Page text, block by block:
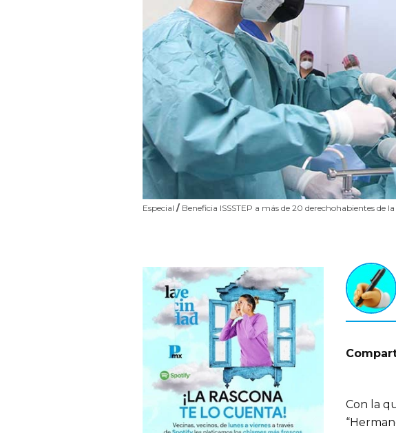
Especial / Beneficia ISSSTEP a más de 20 derechohabientes de
Con la